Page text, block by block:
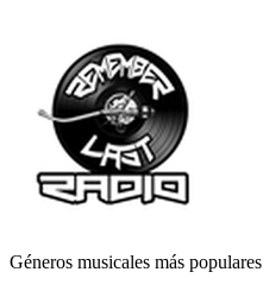
Géneros musicales más populares